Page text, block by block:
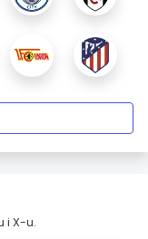
i X-u.